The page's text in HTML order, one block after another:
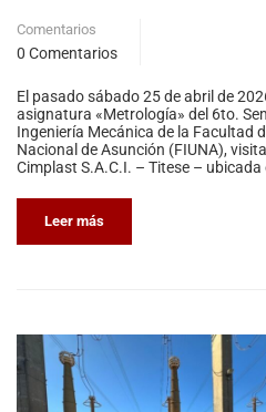
Comentarios
0 Comentarios
El pasado sábado 25 de abril de
asignatura «Metrología» del 6to.
Ingeniería Mecánica de la Facultad
Nacional de Asunción (FIUNA),
Cimplast S.A.C.I. – Titese –
Leer más